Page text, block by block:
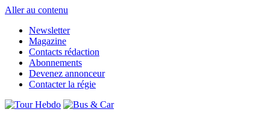
Aller au contenu
Newsletter
Magazine
Contacts rédaction
Abonnements
Devenez annonceur
Contacter la régie